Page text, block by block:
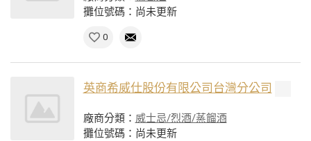
攤位號碼：尚未更新
0
英商希威仕股份有限公司台灣分公司
廠商分類： 威士忌/烈酒/蒸餾酒
攤位號碼：尚未更新